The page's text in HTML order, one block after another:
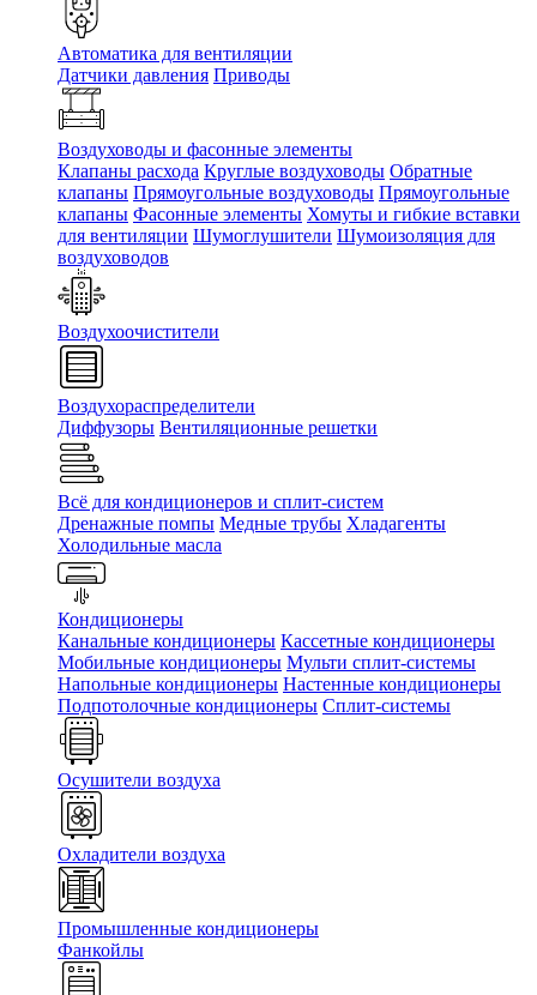
Автоматика для вентиляции
Датчики давления Приводы
Воздуховоды и фасонные элементы
Клапаны расхода Круглые воздуховоды Обратные
клапаны Прямоугольные воздуховоды Прямоугольные
клапаны Фасонные элементы Хомуты и гибкие вставки
для вентиляции Шумоглушители Шумоизоляция для
воздуховодов
Воздухоочистители
Воздухораспределители
Диффузоры Вентиляционные решетки
Всё для кондиционеров и сплит-систем
Дренажные помпы Медные трубы Хладагенты
Холодильные масла
Кондиционеры
Канальные кондиционеры Кассетные кондиционеры
Мобильные кондиционеры Мульти сплит-системы
Напольные кондиционеры Настенные кондиционеры
Подпотолочные кондиционеры Сплит-системы
Осушители воздуха
Охладители воздуха
Промышленные кондиционеры
Фанкойлы